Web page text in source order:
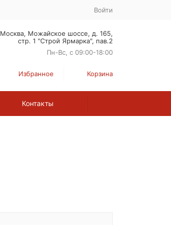
Войти
Москва, Можайское шоссе, д. 165,
стр. 1 "Строй Ярмарка", пав.2
Пн-Вс, с 09:00-18:00
Избранное Корзина
Контакты